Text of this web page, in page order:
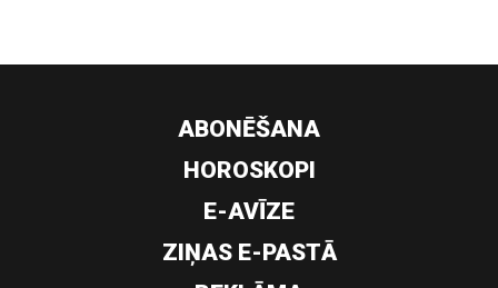
ABONĒŠANA
HOROSKOPI
E-AVĪZE
ZIŅAS E-PASTĀ